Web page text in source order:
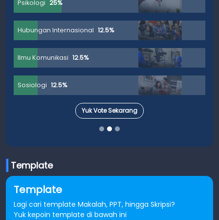
Psikologi 25%
Hubungan Internasional 12.5%
Ilmu Komunikasi 12.5%
Sosiologi 12.5%
Yuk Vote Sekarang
Template
Template
Lagi cari template Makalah, PPT, hingga Skripsi?
Yuk kepoin template di bawah ini